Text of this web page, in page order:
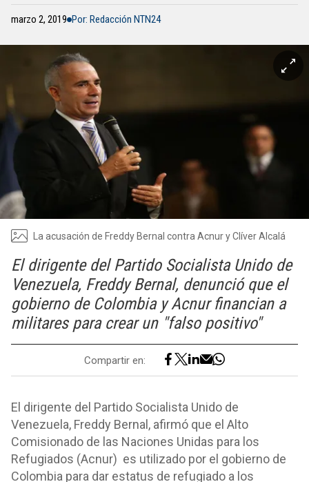
marzo 2, 2019 Por: Redacción NTN24
La acusación de Freddy Bernal contra Acnur y Clíver Alcalá
El dirigente del Partido Socialista Unido de
Venezuela, Freddy Bernal, denunció que el
gobierno de Colombia y Acnur financian a
militares para crear un "falso positivo"
Compartir en:
El dirigente del Partido Socialista Unido de
Venezuela, Freddy Bernal, afirmó que el Alto
Comisionado de las Naciones Unidas para los
Refugiados (Acnur) es utilizado por el gobierno de
Colombia para dar estatus de refugiado a los